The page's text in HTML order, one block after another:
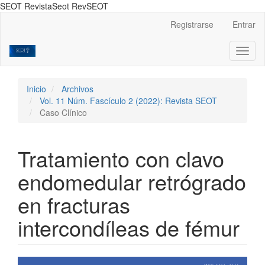
SEOT RevistaSeot RevSEOT
principal
Barra
Registrarse Entrar
Inicio
Archivos
Vol. 11 Núm. Fascículo 2 (2022): Revista SEOT
Caso Clínico
Tratamiento con clavo
endomedular retrógrado
en fracturas
intercondíleas de fémur